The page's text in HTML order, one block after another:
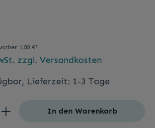
1,00 €*
zzgl. Versandkosten
Lieferzeit: 1-3 Tage
In den Warenkorb